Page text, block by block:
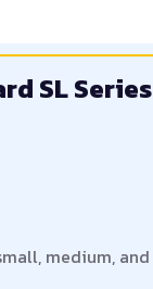
SL
medium,